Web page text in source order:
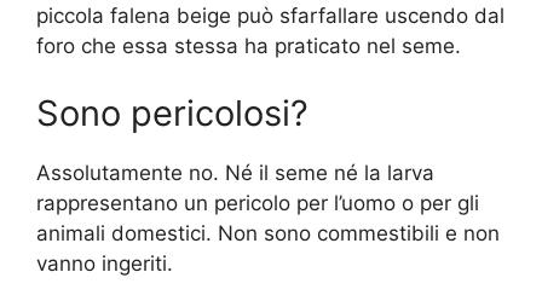
piccola falena beige può sfarfallare uscendo dal
foro che essa stessa ha praticato nel seme.
Sono pericolosi?
Assolutamente no. Né il seme né la larva
rappresentano un pericolo per l’uomo o per gli
animali domestici. Non sono commestibili e non
vanno ingeriti.